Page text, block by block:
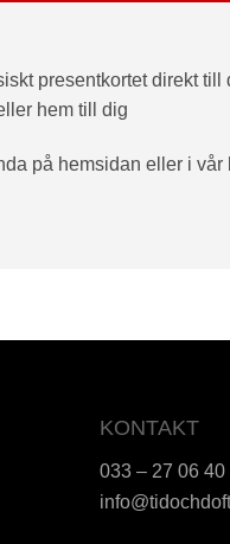
presentkortet direkt till
hem till dig
på hemsidan eller i vår
KONTAKT
033 – 27 06 40